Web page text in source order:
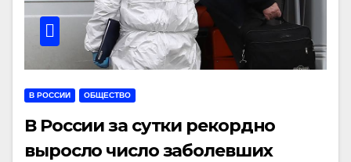
В РОССИИ ОБЩЕСТВО
В России за сутки рекордно
выросло число заболевших